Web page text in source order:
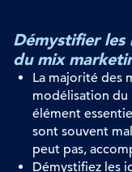
Démystifier les
du mix
La majorité des
modélisation du
élément
sont souvent
peut pas,
Démystifiez les